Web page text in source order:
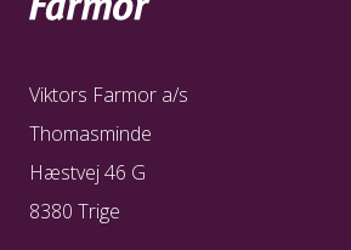
Tøj til safari - khaki, beige og
Viktors Farmor a/s
Thomasminde
Hæstvej 46 G
8380 Trige